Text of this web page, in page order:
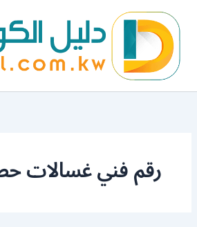
المحتوى
رقم فني غسالات